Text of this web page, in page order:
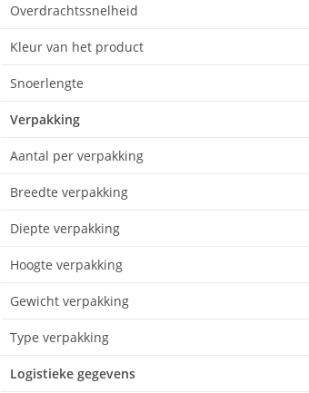
Overdrachtssnelheid
Kleur van het product
Snoerlengte
Verpakking
Aantal per verpakking
Breedte verpakking
Diepte verpakking
Hoogte verpakking
Gewicht verpakking
Type verpakking
Logistieke gegevens